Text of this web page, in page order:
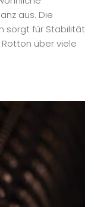
aus. Die
sorgt für Stabilität
über viele